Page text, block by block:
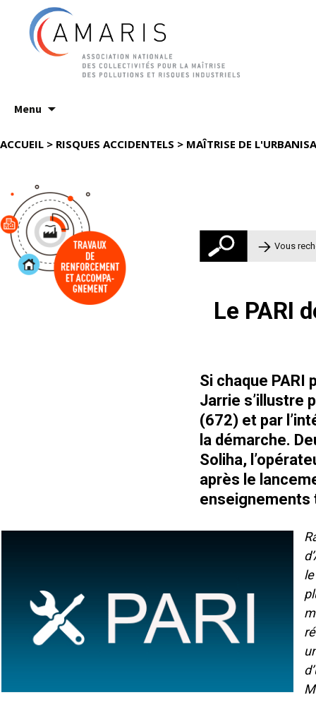
Menu
au
ACCUEIL > RISQUES ACCIDENTELS > MAÎTRISE DE
Rechercher
Le PARI
Si chaque
Jarrie s’illustre
(672) et par
la démarche.
Soliha,
après le
enseignements
le